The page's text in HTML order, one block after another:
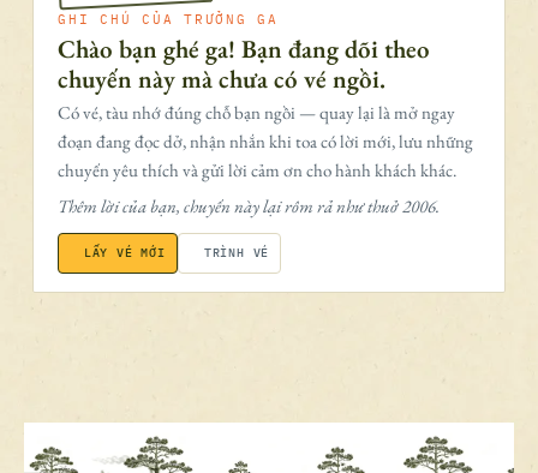
GHI CHÚ CỦA TRƯỞNG GA
Chào bạn ghé ga! Bạn đang dõi theo
chuyến này mà chưa có vé ngồi.
Có vé, tàu nhớ đúng chỗ bạn ngồi — quay lại là mở ngay
đoạn đang đọc dở, nhận nhắn khi toa có lời mới, lưu những
chuyến yêu thích và gửi lời cảm ơn cho hành khách khác.
Thêm lời của bạn, chuyến này lại rôm rả như thuở 2006.
LẤY VÉ MỚI TRÌNH VÉ